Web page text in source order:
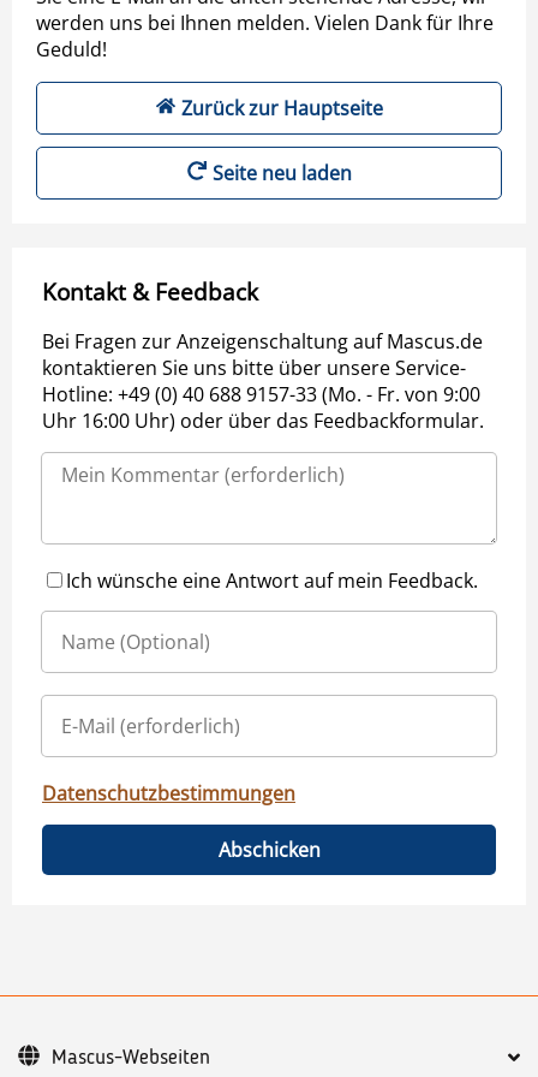
werden uns bei Ihnen melden. Vielen Dank für Ihre
Geduld!
Zurück zur Hauptseite
Seite neu laden
Kontakt & Feedback
Bei Fragen zur Anzeigenschaltung auf Mascus.de
kontaktieren Sie uns bitte über unsere Service-
Hotline: +49 (0) 40 688 9157-33 (Mo. - Fr. von 9:00
Uhr 16:00 Uhr) oder über das Feedbackformular.
Ich wünsche eine Antwort auf mein Feedback.
Datenschutzbestimmungen
Abschicken
Mascus-Webseiten